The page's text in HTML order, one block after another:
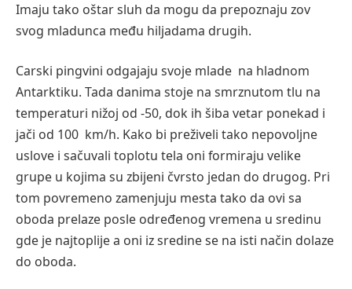
Imaju tako oštar sluh da mogu da prepoznaju zov
svog mladunca među hiljadama drugih.
Carski pingvini odgajaju svoje mlade na hladnom
Antarktiku. Tada danima stoje na smrznutom tlu na
temperaturi nižoj od -50, dok ih šiba vetar ponekad i
jači od 100 km/h. Kako bi preživeli tako nepovoljne
uslove i sačuvali toplotu tela oni formiraju velike
grupe u kojima su zbijeni čvrsto jedan do drugog. Pri
tom povremeno zamenjuju mesta tako da ovi sa
oboda prelaze posle određenog vremena u sredinu
gde je najtoplije a oni iz sredine se na isti način dolaze
do oboda.